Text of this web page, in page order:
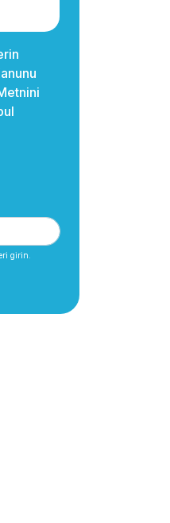
girin.